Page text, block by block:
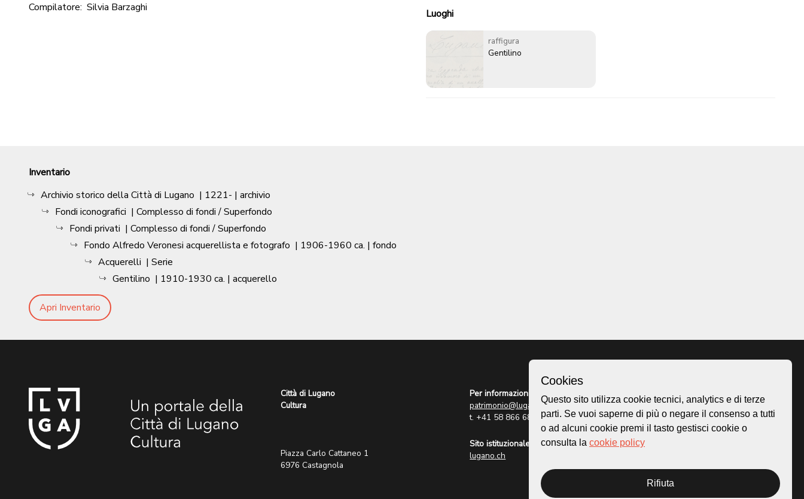
Compilatore: Silvia Barzaghi Luoghi
raffigura
Gentilino
Inventario
Archivio storico della Città di Lugano | 1221- | archivio
Fondi iconografici | Complesso di fondi / Superfondo
Fondi privati | Complesso di fondi / Superfondo
Fondo Alfredo Veronesi acquerellista e fotografo | 1906-1960 ca. | fondo
Acquerelli | Serie
Gentilino | 1910-1930 ca. | acquerello
Apri Inventario
Città di Lugano
Cultura
Piazza Carlo Cattaneo 1
6976 Castagnola
Per informazioni:
patrimonio@lugano.ch
t. +41 58 866 68 50
Sito istituzionale:
lugano.ch
Homepage
Mappa
Storie
Cookies
Questo sito utilizza cookie tecnici, analytics e di terze
parti. Se vuoi saperne di più o negare il consenso a tutti
o ad alcuni cookie premi il tasto gestisci cookie o
consulta la cookie policy
Rifiuta